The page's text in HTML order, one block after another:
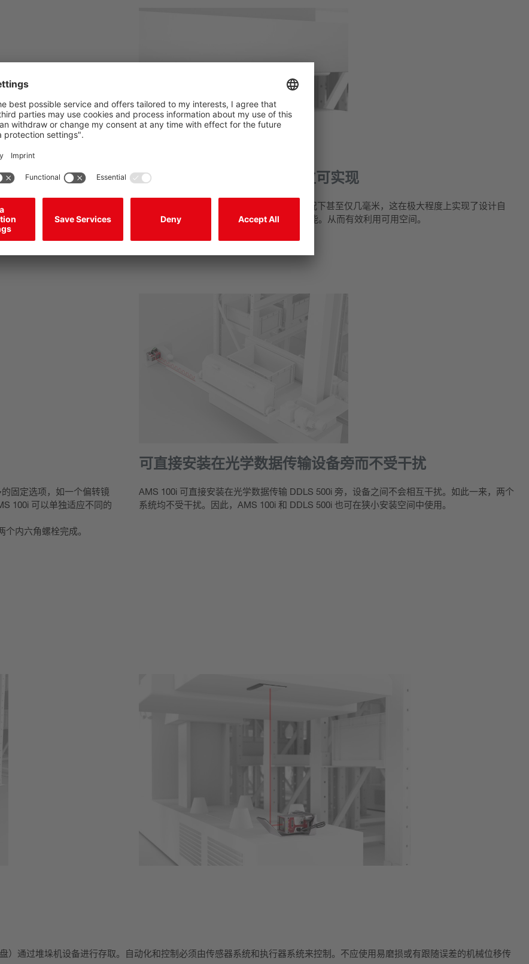
100 mm，是市场上最紧凑
地应用于空间条件狭窄的
最近距离仅 100 mm 的定位可实现
最小测量范围可达 100 mm，偏转镜使用情况下甚至仅几毫米，这在极大程度上实现了设计自
由。这使得在传感器近旁的定位应用成为可能。从而有效利用可用空间。
固定选项，如一个偏转镜
100i 可以单独适应不同的
内六角螺栓完成。
可直接安装在光学数据传输设备旁而不受干扰
AMS 100i 可直接安装在光学数据传输 DDLS 500i 旁，设备之间不会相互干扰。如此一来，两个
系统均不受干扰。因此，AMS 100i 和 DDLS 500i 也可在狭小安装空间中使用。
）通过堆垛机设备进行存取。自动化和控制必须由传感器系统和执行器系统来控制。不应使用易磨损或有跟随误差的机械位移传